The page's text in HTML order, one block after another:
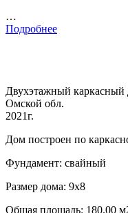
…
Подробнее
Двухэтажный каркасный
Омской обл.
2021г.
Дом построен по
Фундамент: свайный
Размер дома: 9х8
Общая площадь: 180.00